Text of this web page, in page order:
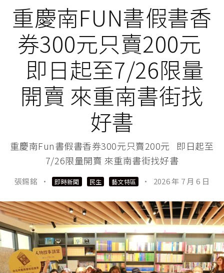
重慶南FUN書假書香
券300元只賣200元
即日起至7/26限量
開賣 來重南書街找
好書
重慶南Fun書假書香券300元只賣200元 即日起至
7/26限量開賣 來重南書街找好書
張錫銘 · 即時新聞 民生 藝文特區 · 2026 年 7 月 6 日